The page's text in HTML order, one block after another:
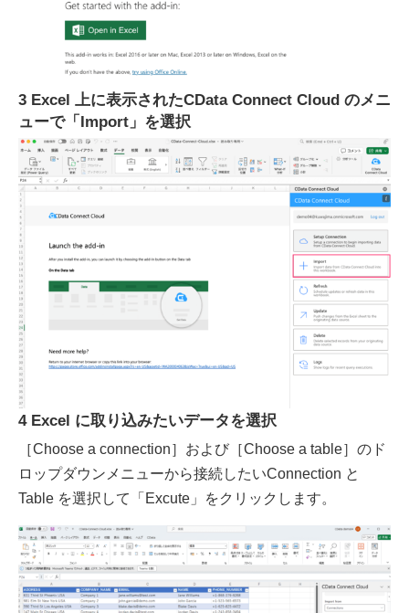
3 Excel 上に表示されたCData Connect Cloud のメニ
ューで「Import」を選択
4 Excel に取り込みたいデータを選択
［Choose a connection］および［Choose a table］のド
ロップダウンメニューから接続したいConnection と
Table を選択して「Excute」をクリックします。